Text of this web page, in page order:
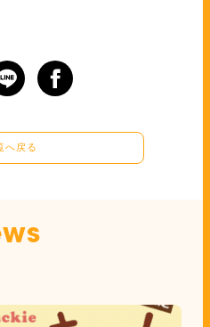
へ戻る